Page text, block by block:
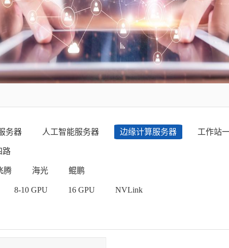
务器 人工智能服务器 边缘计算服务器 工作站
路
腾 海光 鲲鹏
8-10 GPU 16 GPU NVLink